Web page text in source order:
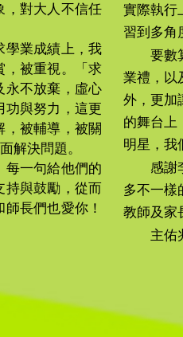
，對大人不信任
業成績上，我
，被重視。「求
永不放棄，虛心
功與努力，這更
被輔導，被關
解決問題。
一句給他們的
持與鼓勵，從而
長們也愛你！
實際執行
習到多角
要數
業禮，以
外，更加
的舞台上
明星，我
感謝
多不一樣
教師及家
主佑